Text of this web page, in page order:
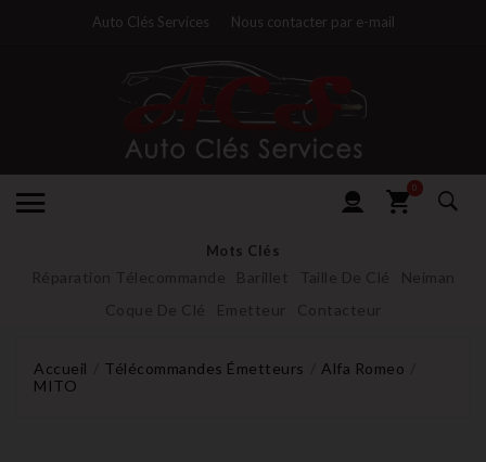
Auto Clés Services Nous contacter par e-mail
0
Mots Clés
Réparation Télecommande Barillet Taille De Clé
Neiman
Coque De Clé
Emetteur Contacteur
Accueil Télécommandes Émetteurs
Alfa Romeo
MITO